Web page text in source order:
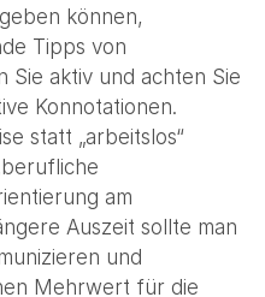
können,
Tipps von
Sie aktiv und achten Sie
Konnotationen.
statt „arbeitslos“
am
Auszeit sollte man
und
Mehrwert für die